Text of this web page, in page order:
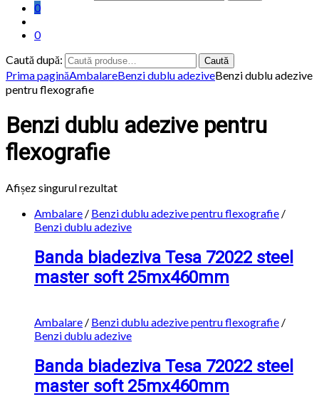
0
0
Caută după:
Caută
Prima paginăAmbalareBenzi dublu adeziveBenzi dublu adezive
pentru flexografie
Benzi dublu adezive pentru
flexografie
Afișez singurul rezultat
Ambalare / Benzi dublu adezive pentru flexografie /
Benzi dublu adezive
Banda biadeziva Tesa 72022 steel
master soft 25mx460mm
Ambalare / Benzi dublu adezive pentru flexografie /
Benzi dublu adezive
Banda biadeziva Tesa 72022 steel
master soft 25mx460mm